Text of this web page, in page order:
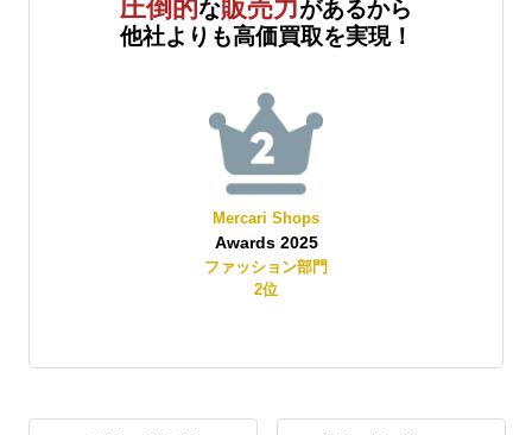
圧倒的な販売力があるから
他社よりも高価買取を実現！
Mercari Shops
Awards 2025
ファッション部門
2位